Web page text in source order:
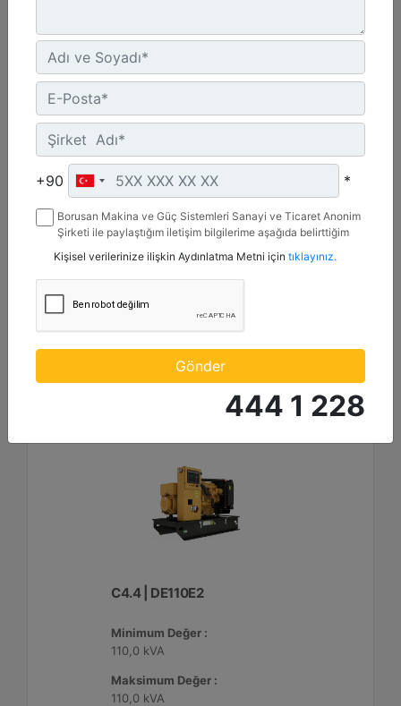
C4.4 | DE88E0
Minimum Değer :
88 kVA
Maksimum Değer :
88 kVA
Detay Teklif Al
C4.4 | DE110E2
Minimum Değer :
110,0 kVA
Maksimum Değer :
110,0 kVA
+90 *
Borusan Makina ve Güç Sistemleri Sanayi ve Ticaret Anonim
Şirketi ile paylaştığım iletişim bilgilerime aşağıda belirttiğim
mesaj gönderilmesine izin veriyorum.
Kişisel verilerinize ilişkin Aydınlatma Metni için tıklayınız.
Gönder
444 1 228